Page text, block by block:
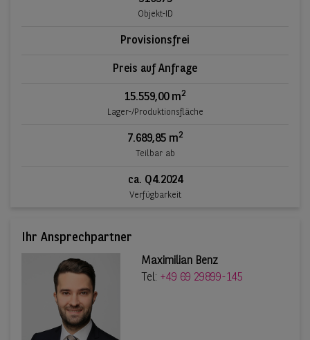
Objekt-ID
Provisionsfrei
Preis auf Anfrage
15.559,00 m2
Lager-/Produktionsfläche
7.689,85 m2
Teilbar ab
ca. Q4.2024
Verfügbarkeit
Ihr Ansprechpartner
Maximilian Benz
Tel: +49 69 29899-145